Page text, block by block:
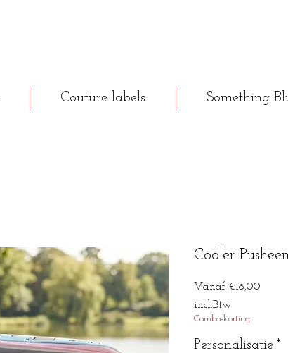
Couture labels Something
Cooler
Vanaf €16,00
incl.Btw
Combo-korting
Personalisatie *